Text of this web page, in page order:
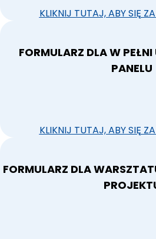
KLIKNIJ TUTAJ, ABY SIĘ
FORMULARZ DLA W
PANELU
KLIKNIJ TUTAJ, ABY SIĘ
FORMULARZ DLA